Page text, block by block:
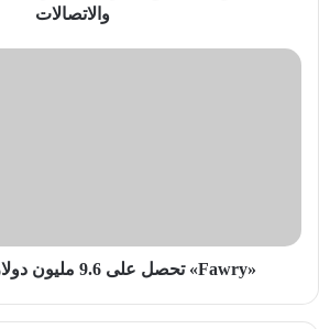
والاتصالات
«Fawry» تحصل على 9.6 مليون دولار من «Mylerz»